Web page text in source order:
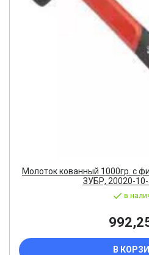
Молоток кованный 1000гр. с
ЗУБР, 20020-
в
В